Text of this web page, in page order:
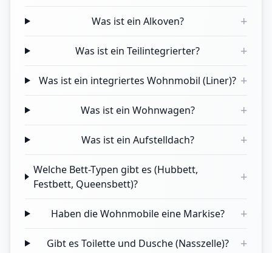
Was ist ein Alkoven? +
Was ist ein Teilintegrierter? +
Was ist ein integriertes Wohnmobil (Liner)? +
Was ist ein Wohnwagen? +
Was ist ein Aufstelldach? +
Welche Bett-Typen gibt es (Hubbett,
Festbett, Queensbett)?
+
Haben die Wohnmobile eine Markise? +
Gibt es Toilette und Dusche (Nasszelle)? +